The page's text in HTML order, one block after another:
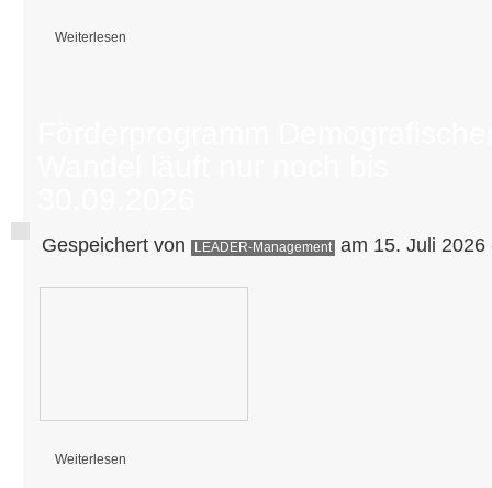
Weiterlesen
Gespeichert von LEADER-Management am 15. Juli 2026
Weiterlesen